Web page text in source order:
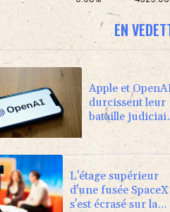
0.3% 5777.71
EN
Apple et
durcissent leur
bataille
sur les futurs
appareils du
créateur de
ChatGPT
L'étage supérieur
d'une fusée SpaceX
s'est écrasé sur la